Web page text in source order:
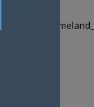
Tweets by